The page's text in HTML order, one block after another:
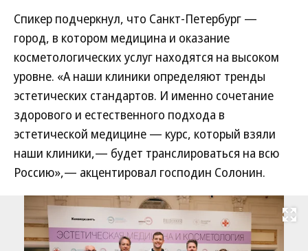
Спикер подчеркнул, что Санкт-Петербург —
город, в котором медицина и оказание
косметологических услуг находятся на высоком
уровне. «А наши клиники определяют тренды
эстетических стандартов. И именно сочетание
здорового и естественного подхода в
эстетической медицине — курс, который взяли
наши клиники,— будет транслироваться на всю
Россию»,— акцентировал господин Солонин.
Развернуть